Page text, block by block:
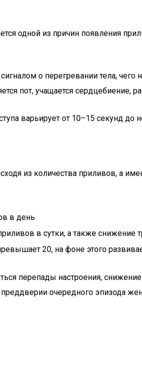
одной из причин появления
о перегревании тела,
пот, учащается сердцебиение,
варьирует от 10–15 секунд
из количества приливов, а
в день
в сутки, а также снижение
20, на фоне этого
перепады настроения,
очередного эпизода